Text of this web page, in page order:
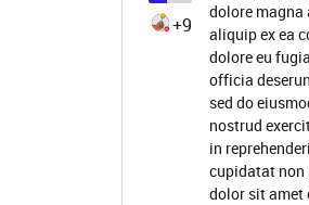
+9
dolore
aliquip ex ea
dolore eu
officia
sed do
nostrud
in
cupidatat non
dolor sit amet